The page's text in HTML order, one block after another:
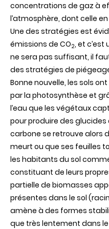
concentrations de gaz à
l’atmosphère, dont celle
Une des stratégies est
émissions de CO2, et c’est
ne sera pas suffisant, il
des stratégies de
Bonne nouvelle, les sols
par la photosynthèse et
l’eau que les végétaux
pour produire des
carbone se retrouve alors
meurt ou que ses feuilles
les habitants du sol
constituant de leurs
partielle de biomasses
présentes dans le sol
amène à des formes
que très lentement dans